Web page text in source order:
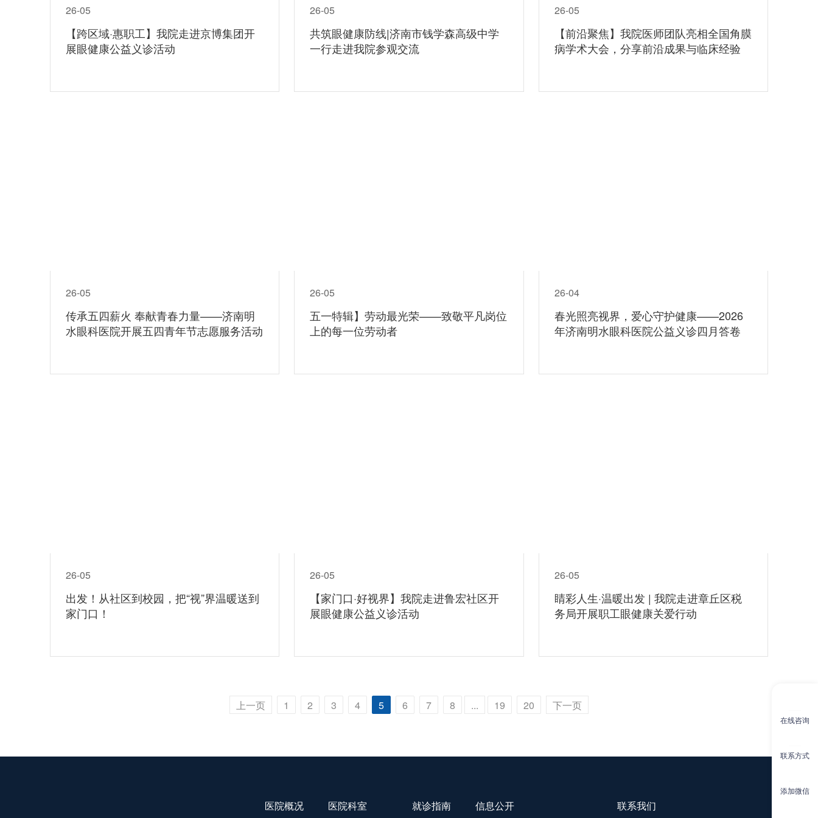
26-05
【跨区域·惠职工】我院走进京博集团开
展眼健康公益义诊活动
26-05
共筑眼健康防线|济南市钱学森高级中学
一行走进我院参观交流
26-05
【前沿聚焦】我院医师团队亮相全国角膜
病学术大会，分享前沿成果与临床经验
26-05
传承五四薪火 奉献青春力量——济南明
水眼科医院开展五四青年节志愿服务活动
26-05
五一特辑】劳动最光荣——致敬平凡岗位
上的每一位劳动者
26-04
春光照亮视界，爱心守护健康——2026
年济南明水眼科医院公益义诊四月答卷
26-05
出发！从社区到校园，把“视”界温暖送到
家门口！
26-05
【家门口·好视界】我院走进鲁宏社区开
展眼健康公益义诊活动
26-05
睛彩人生·温暖出发 | 我院走进章丘区税
务局开展职工眼健康关爱行动
上一页 1 2 3 4 5 6 7 8 ... 19 20 下一页
在线咨询
联系方式
添加微信
医院概况 医院科室 就诊指南 信息公开 联系我们